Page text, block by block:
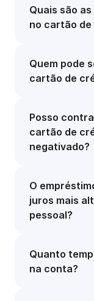
Quais são
no cartão
Quem pode
cartão de
Posso
cartão de
negativado?
O
juros mais
pessoal?
Quanto
na conta?